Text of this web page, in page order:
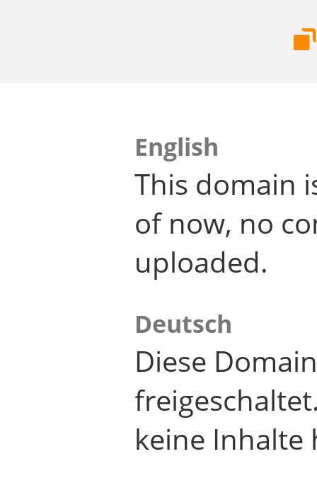
English
This domain
of now, no
uploaded.
Deutsch
Diese
keine Inhalte